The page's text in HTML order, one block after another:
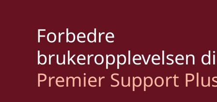
Forbedre
brukeropplevelsen
Premier Support